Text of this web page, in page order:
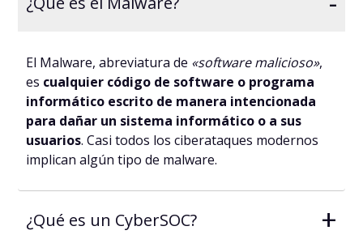
El Malware, abreviatura de «software malicioso»,
es cualquier código de software o programa
informático escrito de manera intencionada
para dañar un sistema informático o a sus
usuarios. Casi todos los ciberataques modernos
implican algún tipo de malware.
¿Qué es un CyberSOC? +